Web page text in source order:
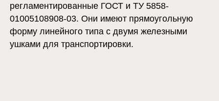
регламентированные ГОСТ и ТУ 5858-
01005108908-03. Они имеют прямоугольную
форму линейного типа с двумя железными
ушками для транспортировки.